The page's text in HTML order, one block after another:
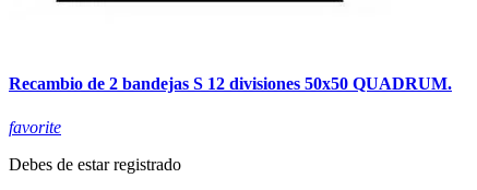
Recambio de 2 bandejas S 12 divisiones 50x50 QUADRUM.
favorite
Debes de estar registrado